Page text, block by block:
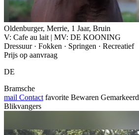
Oldenburger, Merrie, 1 Jaar, Bruin
V: Cafe au lait | MV: DE KOONING
Dressuur · Fokken · Springen · Recreatief
Prijs op aanvraag
DE
Bramsche
mail Contact favorite Bewaren Gemarkeerd
Blikvangers